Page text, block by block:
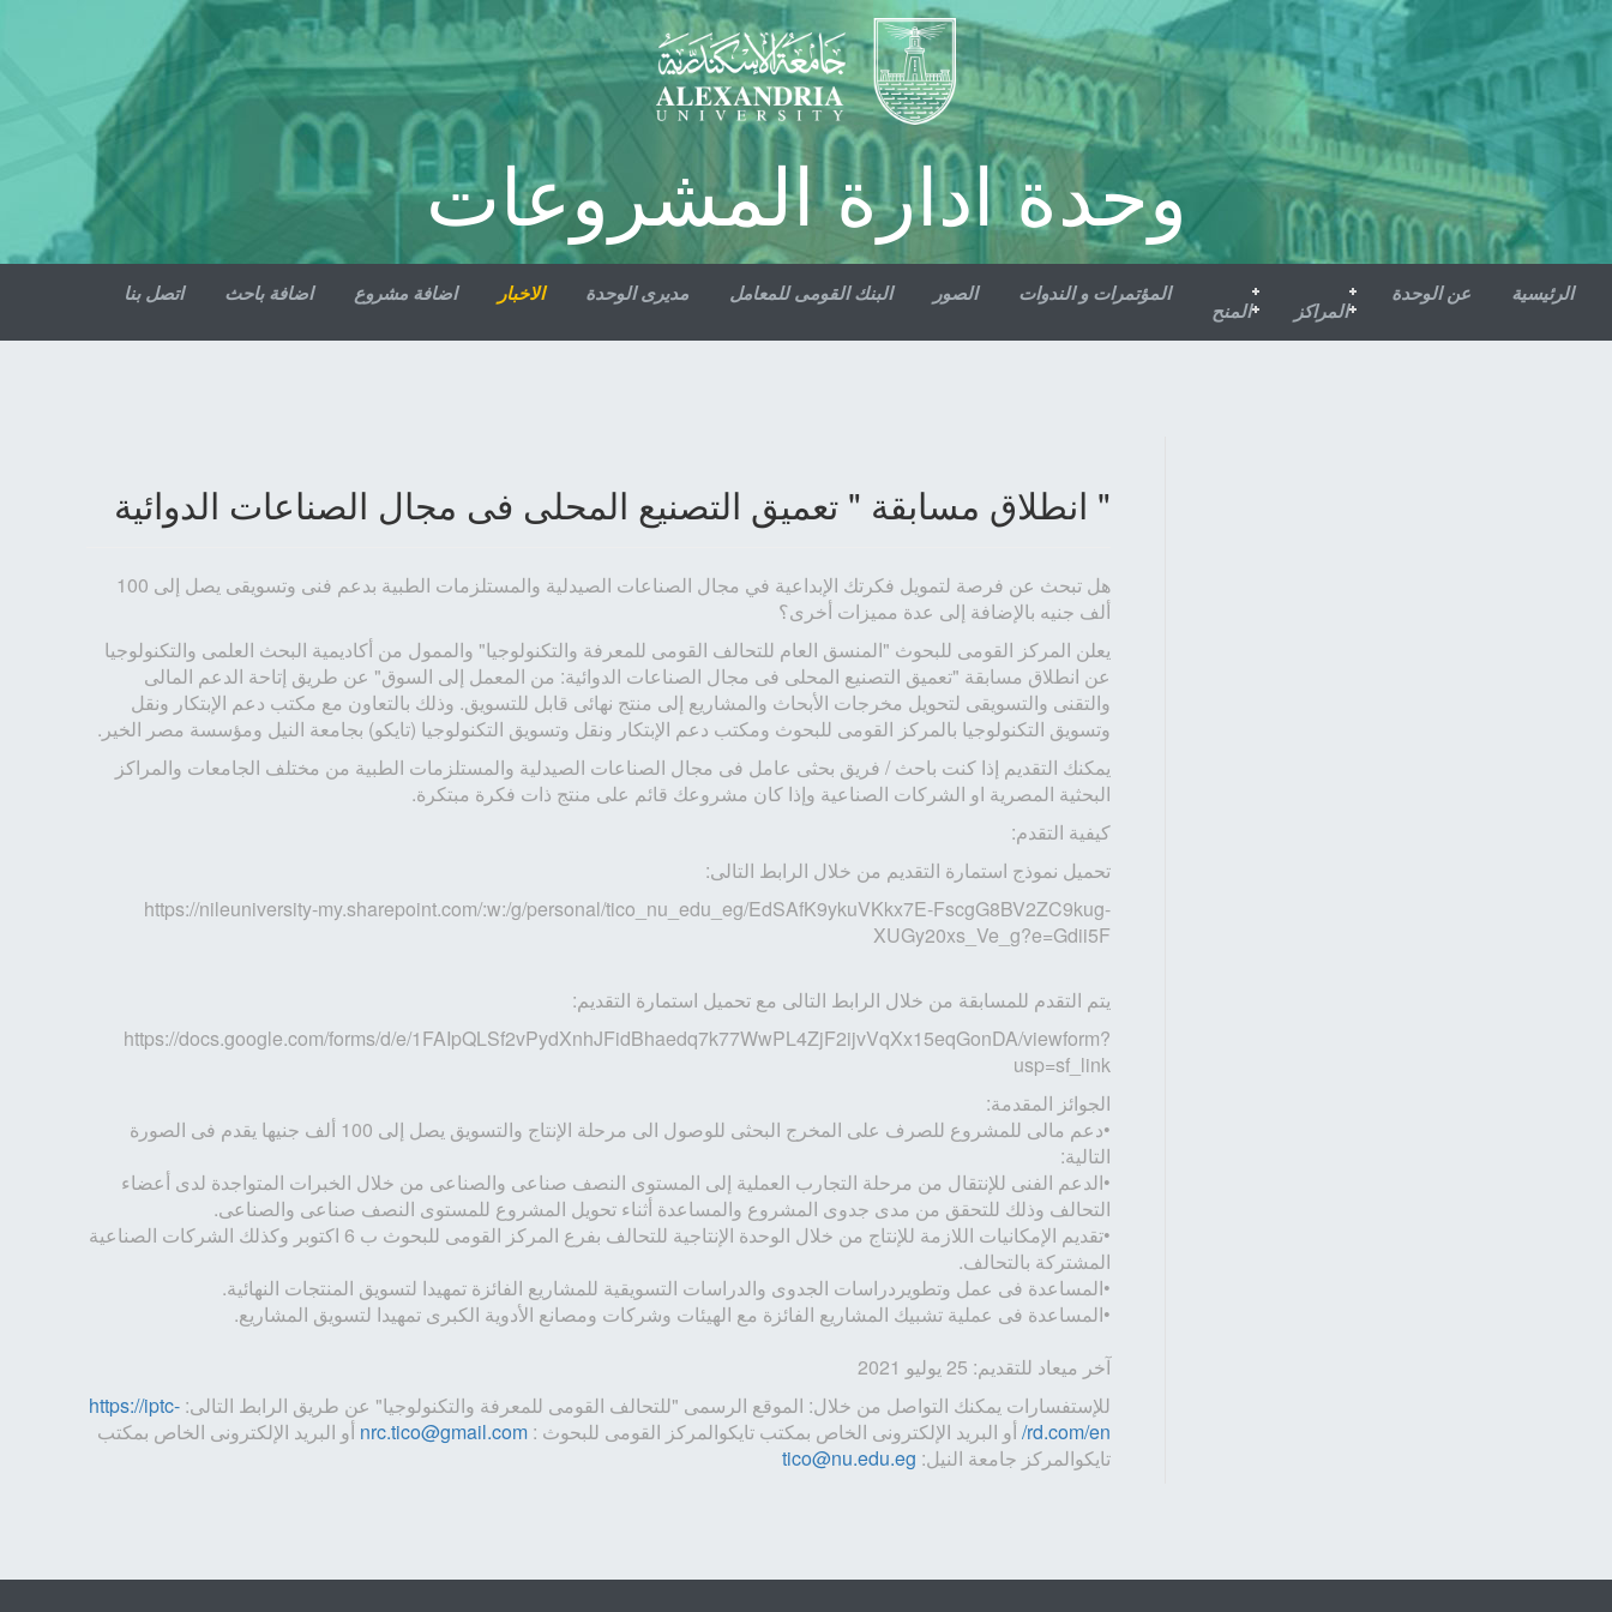
وحدة ادارة المشروعات
الرئيسية عن الوحدة
المراكز المنح
المؤتمرات و الندوات الصور البنك القومى للمعامل مديرى الوحدة الاخبار اضافة مشروع اضافة باحث اتصل بنا
" انطلاق مسابقة " تعميق التصنيع المحلى فى مجال الصناعات الدوائية
هل تبحث عن فرصة لتمويل فكرتك الإبداعية في مجال الصناعات الصيدلية والمستلزمات الطبية بدعم فنى وتسويقى يصل إلى 100
ألف جنيه بالإضافة إلى عدة مميزات أخرى؟
يعلن المركز القومى للبحوث "المنسق العام للتحالف القومى للمعرفة والتكنولوجيا" والممول من أكاديمية البحث العلمى والتكنولوجيا
عن انطلاق مسابقة "تعميق التصنيع المحلى فى مجال الصناعات الدوائية: من المعمل إلى السوق" عن طريق إتاحة الدعم المالى
والتقنى والتسويقى لتحويل مخرجات الأبحاث والمشاريع إلى منتج نهائى قابل للتسويق. وذلك بالتعاون مع مكتب دعم الإبتكار ونقل
وتسويق التكنولوجيا بالمركز القومى للبحوث ومكتب دعم الإبتكار ونقل وتسويق التكنولوجيا (تايكو) بجامعة النيل ومؤسسة مصر الخير.
يمكنك التقديم إذا كنت باحث / فريق بحثى عامل فى مجال الصناعات الصيدلية والمستلزمات الطبية من مختلف الجامعات والمراكز
البحثية المصرية او الشركات الصناعية وإذا كان مشروعك قائم على منتج ذات فكرة مبتكرة.
كيفية التقدم:
تحميل نموذج استمارة التقديم من خلال الرابط التالى:
https://nileuniversity-my.sharepoint.com/:w:/g/personal/tico_nu_edu_eg/EdSAfK9ykuVKkx7E-FscgG8BV2ZC9kug-
XUGy20xs_Ve_g?e=Gdii5F
يتم التقدم للمسابقة من خلال الرابط التالى مع تحميل استمارة التقديم:
https://docs.google.com/forms/d/e/1FAIpQLSf2vPydXnhJFidBhaedq7k77WwPL4ZjF2ijvVqXx15eqGonDA/viewform?
usp=sf_link
الجوائز المقدمة:
•دعم مالى للمشروع للصرف على المخرج البحثى للوصول الى مرحلة الإنتاج والتسويق يصل إلى 100 ألف جنيها يقدم فى الصورة
التالية:
•الدعم الفنى للإنتقال من مرحلة التجارب العملية إلى المستوى النصف صناعى والصناعى من خلال الخبرات المتواجدة لدى أعضاء
التحالف وذلك للتحقق من مدى جدوى المشروع والمساعدة أثناء تحويل المشروع للمستوى النصف صناعى والصناعى.
•تقديم الإمكانيات اللازمة للإنتاج من خلال الوحدة الإنتاجية للتحالف بفرع المركز القومى للبحوث ب 6 اكتوبر وكذلك الشركات الصناعية
المشتركة بالتحالف.
•المساعدة فى عمل وتطويردراسات الجدوى والدراسات التسويقية للمشاريع الفائزة تمهيدا لتسويق المنتجات النهائية.
•المساعدة فى عملية تشبيك المشاريع الفائزة مع الهيئات وشركات ومصانع الأدوية الكبرى تمهيدا لتسويق المشاريع.
آخر ميعاد للتقديم: 25 يوليو 2021
للإستفسارات يمكنك التواصل من خلال: الموقع الرسمى "للتحالف القومى للمعرفة والتكنولوجيا" عن طريق الرابط التالى: https://iptc-
rd.com/en/ أو البريد الإلكترونى الخاص بمكتب تايكوالمركز القومى للبحوث : nrc.tico@gmail.com أو البريد الإلكترونى الخاص بمكتب
تايكوالمركز جامعة النيل: tico@nu.edu.eg